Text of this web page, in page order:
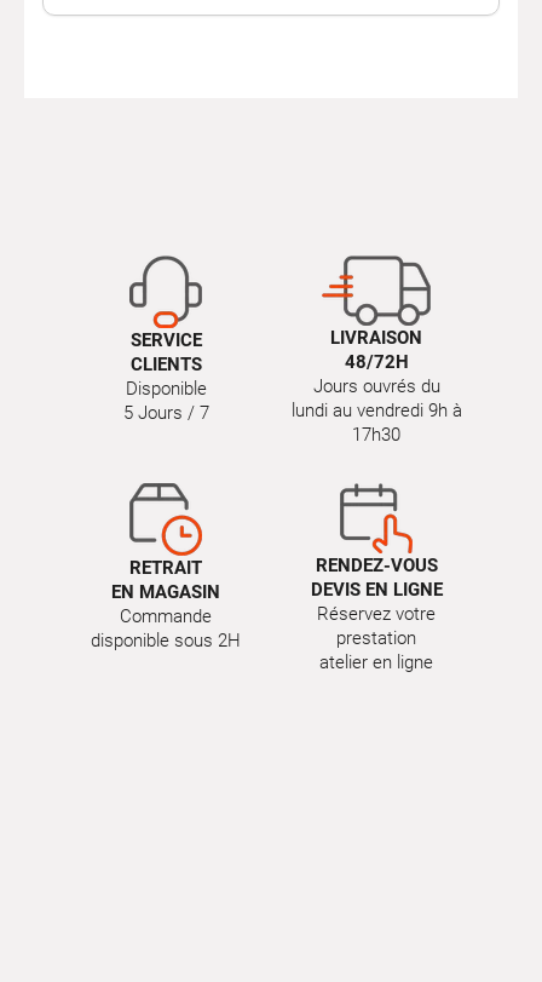
SERVICE
CLIENTS
Disponible
5 Jours / 7
LIVRAISON
48/72H
Jours ouvrés du
lundi au vendredi 9h à
17h30
RETRAIT
EN MAGASIN
Commande
disponible sous 2H
RENDEZ-VOUS
DEVIS EN LIGNE
Réservez votre
prestation
atelier en ligne